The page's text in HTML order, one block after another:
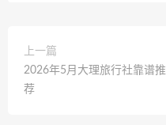
上一篇
2026年5月大理旅行社靠谱推
荐